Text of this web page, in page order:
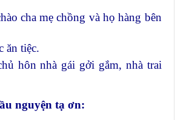
cha mẹ chồng và họ hàng bên
ăn tiệc.
hôn nhà gái gởi gắm, nhà trai
nguyện tạ ơn: